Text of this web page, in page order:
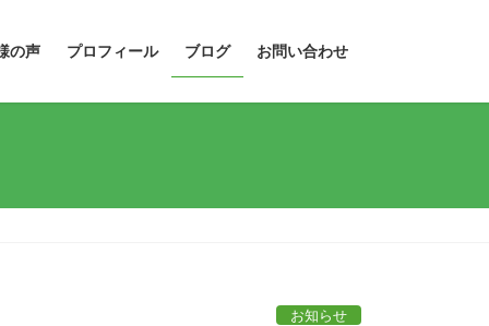
の声 プロフィール ブログ お問い合わせ
お知らせ